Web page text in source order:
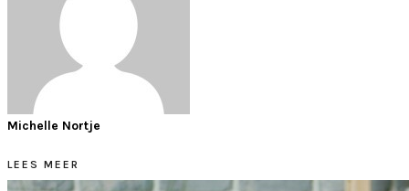
Michelle Nortje
LEES MEER